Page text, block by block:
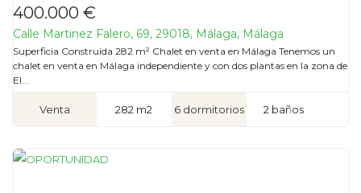
400.000 €
Calle Martinez Falero, 69, 29018, Málaga, Málaga
Superficia Construida 282 m² Chalet en venta en Málaga Tenemos un
chalet en venta en Málaga independiente y con dos plantas en la zona de
El...
Venta 282 m2 6 dormitorios 2 baños